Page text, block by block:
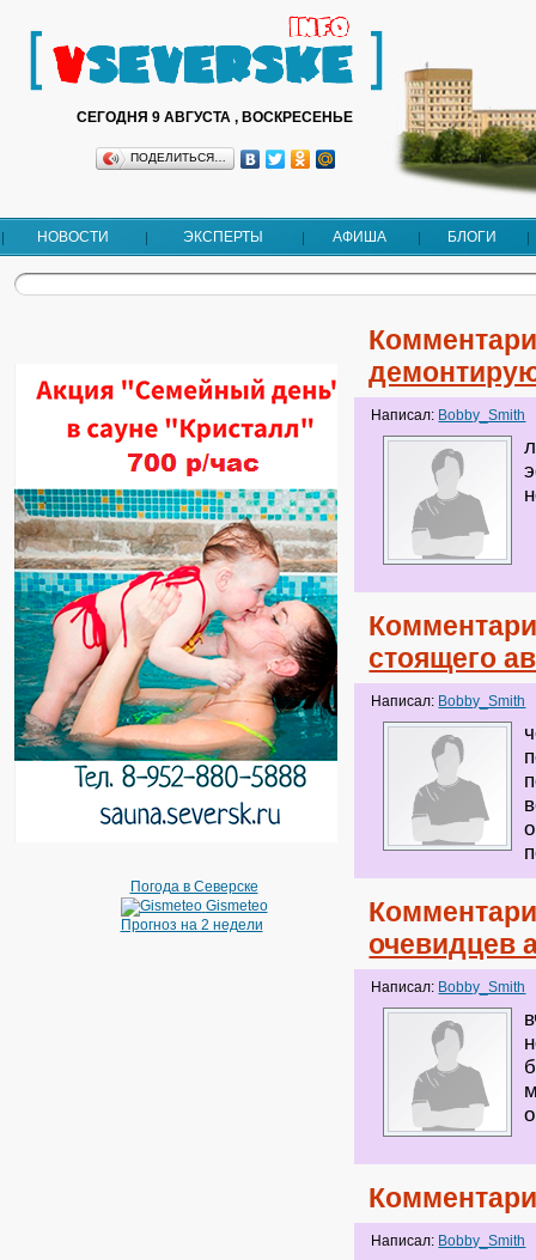
СЕГОДНЯ 9 АВГУСТА , ВОСКРЕСЕНЬЕ
ПОДЕЛИТЬСЯ…
НОВОСТИ ЭКСПЕРТЫ АФИША БЛОГИ
Погода в Северске
Gismeteo
Прогноз на 2 недели
Написал: Bobby_Smith
стоящего
Написал: Bobby_Smith
очевидцев
Написал: Bobby_Smith
Написал: Bobby_Smith